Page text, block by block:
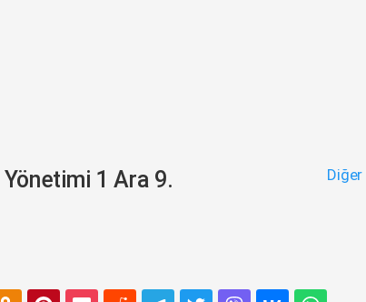
Yönetimi 1 Ara 9.
Diğer